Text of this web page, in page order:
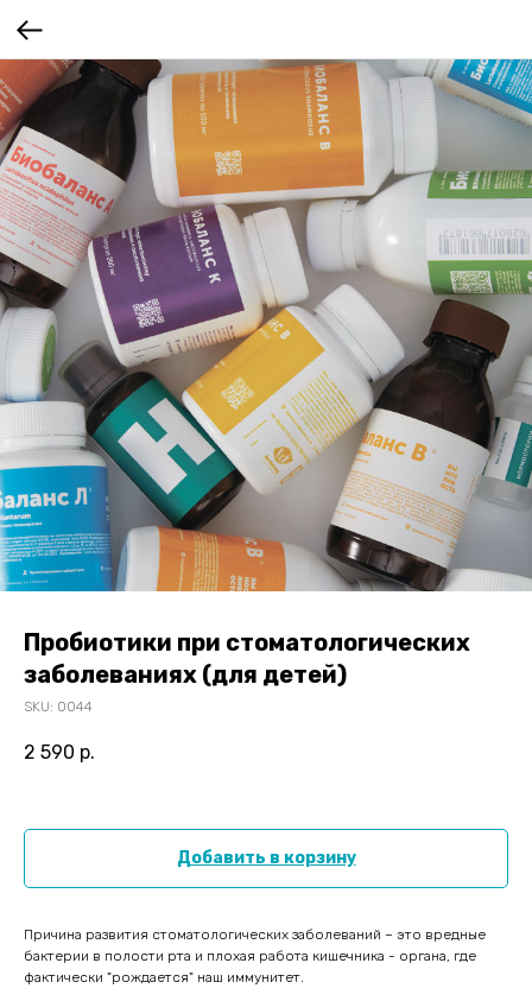
Пробиотики при стоматологических
заболеваниях (для детей)
SKU: 0044
2 590 р.
Добавить в корзину
Причина развития стоматологических заболеваний – это вредные
бактерии в полости рта и плохая работа кишечника - органа, где
фактически "рождается" наш иммунитет.